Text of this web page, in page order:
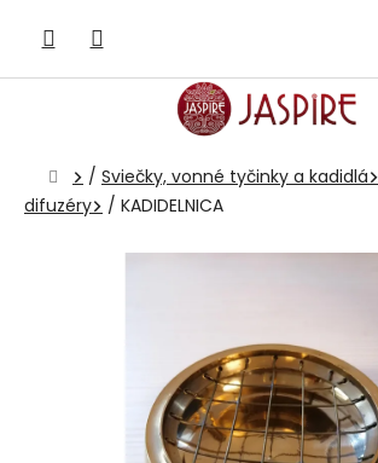
obsah
Domov
/ Sviečky, vonné tyčinky a kadidlá
difuzéry
/ KADIDELNICA